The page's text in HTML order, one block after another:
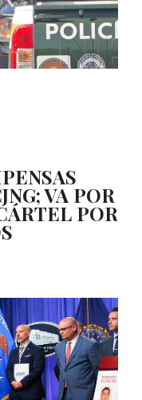
VA POR
POR